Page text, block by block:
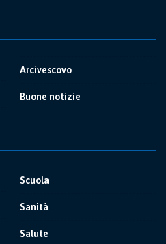
Arcivescovo
Buone notizie
Scuola
Sanità
Salute